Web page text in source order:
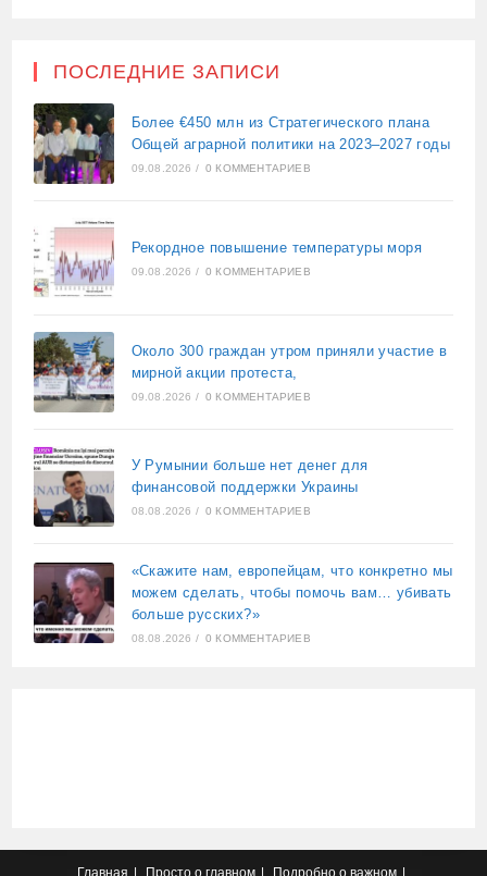
ПОСЛЕДНИЕ ЗАПИСИ
Более €450 млн из Стратегического плана
Общей аграрной политики на 2023–2027 годы
09.08.2026 / 0 КОММЕНТАРИЕВ
Рекордное повышение температуры моря
09.08.2026 / 0 КОММЕНТАРИЕВ
Около 300 граждан утром приняли участие в
мирной акции протеста,
09.08.2026 / 0 КОММЕНТАРИЕВ
У Румынии больше нет денег для
финансовой поддержки Украины
08.08.2026 / 0 КОММЕНТАРИЕВ
«Скажите нам, европейцам, что конкретно мы
можем сделать, чтобы помочь вам… убивать
больше русских?»
08.08.2026 / 0 КОММЕНТАРИЕВ